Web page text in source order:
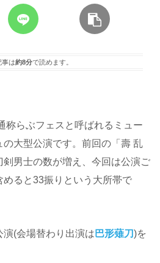
事は約8分で読めます。
称らぶフェスと呼ばれるミュー
の大型公演です。前回の「壽 乱
男士の数が増え、今回は公演ご
めると33振りという大所帯で
演(会場替わり出演は 巴形薙刀)を